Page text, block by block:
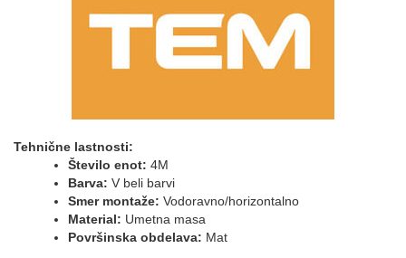
Tehnične lastnosti:
Število enot: 4M
Barva: V beli barvi
Smer montaže: Vodoravno/horizontalno
Material: Umetna masa
Površinska obdelava: Mat